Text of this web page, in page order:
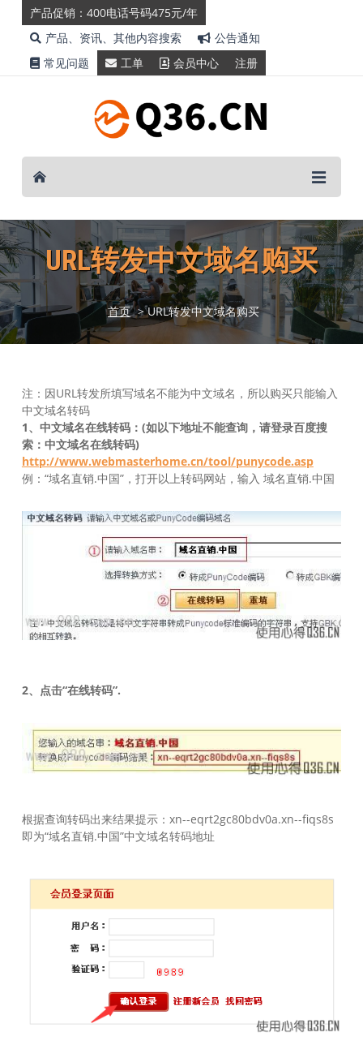
产品促销：400电话号码475元/年
产品、资讯、其他内容搜索
公告通知
常见问题
工单 会员中心 注册
URL转发中文域名购买
首页 > URL转发中文域名购买
注：因URL转发所填写域名不能为中文域名，所以购买只能输入
中文域名转码
1、中文域名在线转码：(如以下地址不能查询，请登录百度搜
索：中文域名在线转码)
http://www.webmasterhome.cn/tool/punycode.asp
例：“域名直销.中国”，打开以上转码网站，输入 域名直销.中国
2、点击“在线转码”.
根据查询转码出来结果提示：xn--eqrt2gc80bdv0a.xn--fiqs8s
即为“域名直销.中国”中文域名转码地址